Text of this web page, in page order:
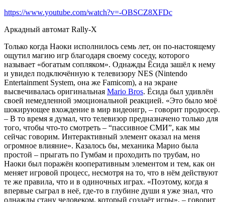
https://www.youtube.com/watch?v=-OBSCZ8XFDc
Аркадный автомат Rally-X
Только когда Наоки исполнилось семь лет, он по-настоящему
ощутил магию игр благодаря своему соседу, которого
называет «богатым сопляком». Однажды Ёсида зашёл к нему
и увидел подключённую к телевизору NES (Nintendo
Entertainment System, она же Famicom), а на экране
высвечивалась оригинальная Mario Bros. Ёсида был удивлён
своей немедленной эмоциональной реакцией. «Это было моё
шокирующее вхождение в мир видеоигр, – говорит продюсер.
– В то время я думал, что телевизор предназначено только для
того, чтобы что-то смотреть – “пассивное СМИ”, как мы
сейчас говорим. Интерактивный элемент оказал на меня
огромное влияние». Казалось бы, механика Марио была
простой – прыгать по Гумбам и проходить по трубам, но
Наоки был поражён кооперативным элементом и тем, как он
меняет игровой процесс, несмотря на то, что в нём действуют
те же правила, что и в одиночных играх. «Поэтому, когда я
впервые сыграл в неё, где-то в глубине души я уже знал, что
однажды стану человеком, который создаёт игры», – говорит